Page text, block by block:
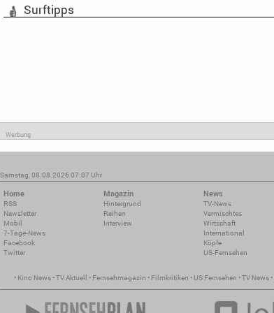
Surftipps
Werbung
Samstag, 08.08.2026 07:07 Uhr
Home
RSS
Newsletter
Mobil
7-Tage-News
Facebook
Twitter
Magazin
Hintergrund
Reihen
Interview
News
TV-News
Vermischtes
Wirtschaft
International
Köpfe
US-Fernsehen
• Kino News •TV Aktuell • Fernsehmagazin • Filmkritiken • US Fernsehen •TV News •